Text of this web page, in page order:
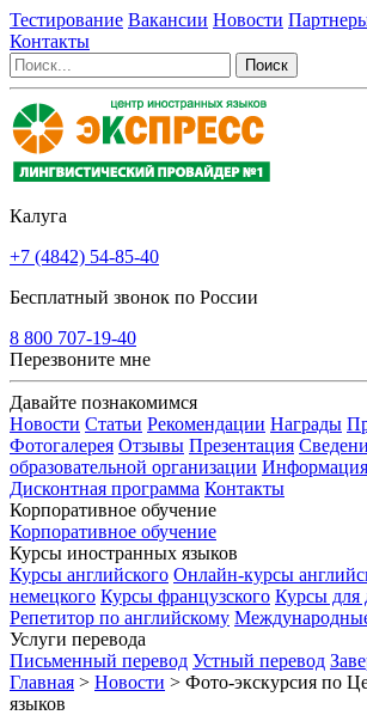
Тестирование Вакансии Новости
Контакты
Калуга
+7 (4842) 54-85-40
Бесплатный звонок по России
8 800 707-19-40
Перезвоните мне
Давайте познакомимся
Новости Статьи Рекомендации Награды
Фотогалерея Отзывы Презентация
образовательной организации
Дисконтная программа Контакты
Корпоративное обучение
Корпоративное обучение
Курсы иностранных языков
Курсы английского Онлайн-курсы
немецкого Курсы французского Курсы для
Репетитор по английскому
Услуги перевода
Письменный перевод Устный перевод
Главная > Новости > Фото-экскурсия по
языков